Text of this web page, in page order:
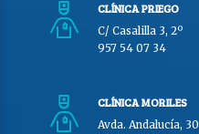
CLÍNICA PRIEGO
C/ Casalilla 3, 2º
957 54 07 34
CLÍNICA MORILES
Avda. Andalucía, 30